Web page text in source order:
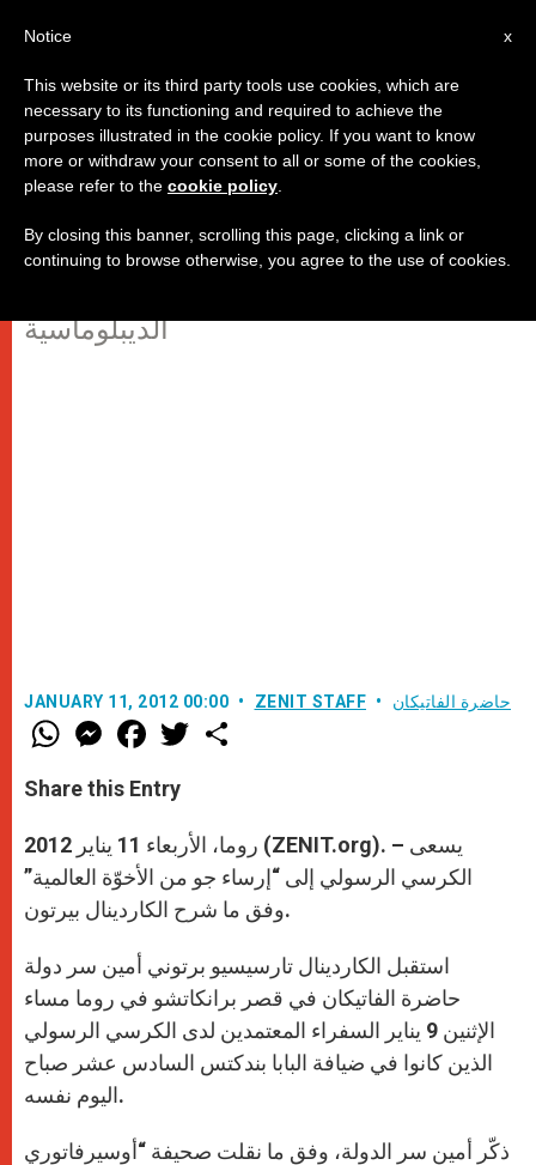
الكرسي الرسولي يسعى إلى تعزيز
"الأخوّة العالمية"
الديبلوماسية
JANUARY 11, 2012 00:00 ZENIT STAFF حاضرة الفاتيكان
W
h
t
s
p
p
M
e
s
e
g
e
r
F
a
e
b
o
k
w
r
Share this Entry
روما، الأربعاء 11 يناير 2012 (ZENIT.org). – يسعى
الكرسي الرسولي إلى “إرساء جو من الأخوّة العالمية”
وفق ما شرح الكاردينال بيرتون.
استقبل الكاردينال تارسيسيو برتوني أمين سر دولة
حاضرة الفاتيكان في قصر برانكاتشو في روما مساء
الإثنين 9 يناير السفراء المعتمدين لدى الكرسي الرسولي
الذين كانوا في ضيافة البابا بندكتس السادس عشر صباح
اليوم نفسه.
ذكّر أمين سر الدولة، وفق ما نقلت صحيفة “أوسيرفاتوري
x
Notice
This website or its third party tools use cookies, which are
necessary to its functioning and required to achieve the
purposes illustrated in the cookie policy. If you want to know
more or withdraw your consent to all or some of the cookies,
please refer to the cookie policy
By closing this banner, scrolling this page, clicking a link or
continuing to browse otherwise, you agree to the use of cookies.